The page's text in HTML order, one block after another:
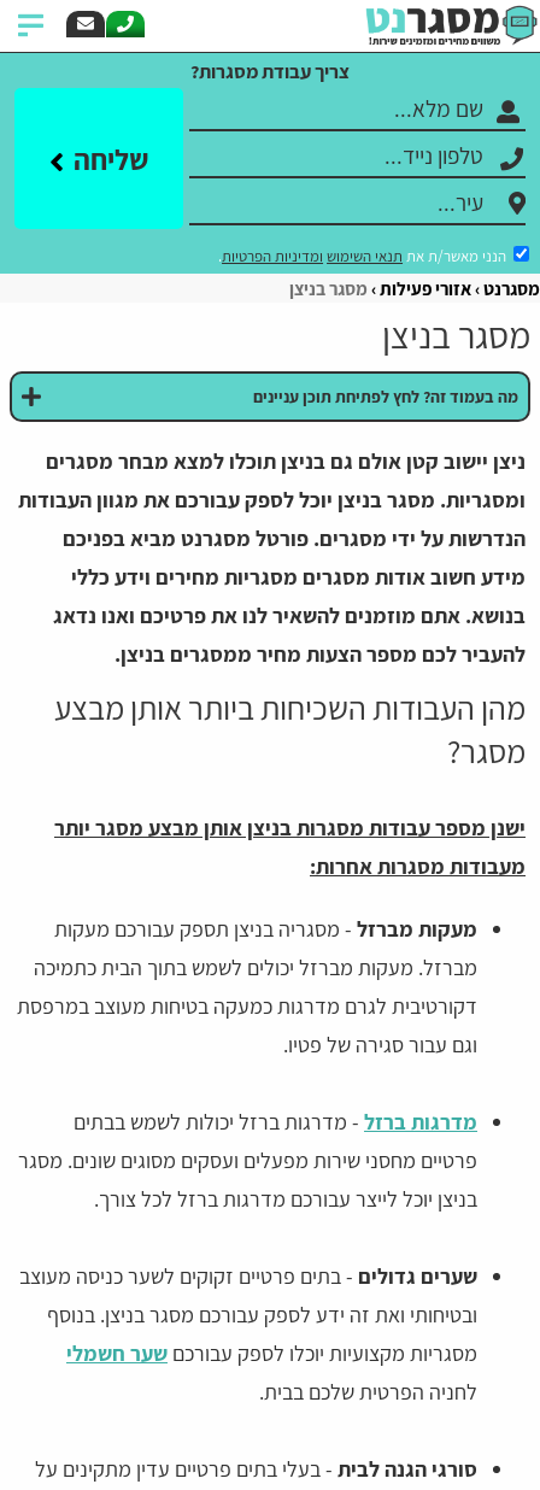
צריך עבודת מסגרות?
שליחה
הנני מאשר/ת את תנאי השימוש ומדיניות הפרטיות.
מסגרנט אזורי פעילות מסגר בניצן
מסגר בניצן
מה בעמוד זה? לחץ לפתיחת תוכן עניינים
ניצן יישוב קטן אולם גם בניצן תוכלו למצא מבחר מסגרים
ומסגריות. מסגר בניצן יוכל לספק עבורכם את מגוון העבודות
הנדרשות על ידי מסגרים. פורטל מסגרנט מביא בפניכם
מידע חשוב אודות מסגרים מסגריות מחירים וידע כללי
בנושא. אתם מוזמנים להשאיר לנו את פרטיכם ואנו נדאג
להעביר לכם מספר הצעות מחיר ממסגרים בניצן.
מהן העבודות השכיחות ביותר אותן מבצע
מסגר?
ישנן מספר עבודות מסגרות בניצן אותן מבצע מסגר יותר
מעבודות מסגרות אחרות:
מעקות מברזל - מסגריה בניצן תספק עבורכם מעקות
מברזל. מעקות מברזל יכולים לשמש בתוך הבית כתמיכה
דקורטיבית לגרם מדרגות כמעקה בטיחות מעוצב במרפסת
וגם עבור סגירה של פטיו.
מדרגות ברזל - מדרגות ברזל יכולות לשמש בבתים
פרטיים מחסני שירות מפעלים ועסקים מסוגים שונים. מסגר
בניצן יוכל לייצר עבורכם מדרגות ברזל לכל צורך.
שערים גדולים - בתים פרטיים זקוקים לשער כניסה מעוצב
ובטיחותי ואת זה ידע לספק עבורכם מסגר בניצן. בנוסף
מסגריות מקצועיות יוכלו לספק עבורכם שער חשמלי
לחניה הפרטית שלכם בבית.
סורגי הגנה לבית - בעלי בתים פרטיים עדין מתקינים על